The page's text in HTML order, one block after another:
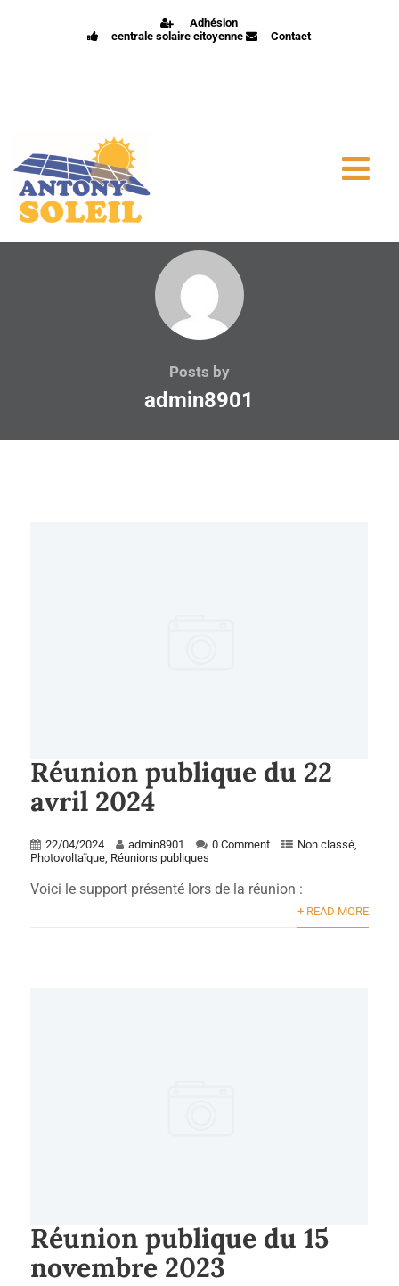
Adhésion
centrale solaire citoyenne
Contact
Posts by
admin8901
Réunion publique du 22
avril 2024
22/04/2024 admin8901 0 Comment Non classé,
Photovoltaïque, Réunions publiques
Voici le support présenté lors de la réunion :
+ READ MORE
Réunion publique du 15
novembre 2023